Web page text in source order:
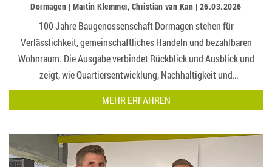
Dormagen | Martin Klemmer, Christian van Kan | 26.03.2026
100 Jahre Baugenossenschaft Dormagen stehen für
Verlässlichkeit, gemeinschaftliches Handeln und bezahlbaren
Wohnraum. Die Ausgabe verbindet Rückblick und Ausblick und
zeigt, wie Quartiersentwicklung, Nachhaltigkeit und
Mitgliederbeteiligung die Zukunft des Wohnens pr…
MEHR ERFAHREN